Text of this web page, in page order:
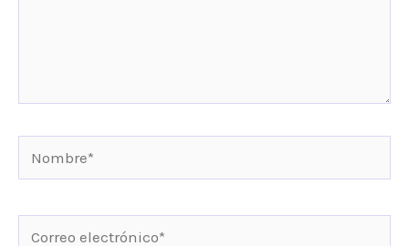
Nombre*